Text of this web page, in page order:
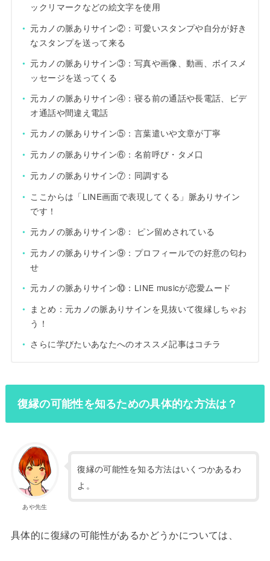
ックリマークなどの絵文字を使用
元カノの脈ありサイン②：可愛いスタンプや自分が好き
なスタンプを送って来る
元カノの脈ありサイン③：写真や画像、動画、ボイスメ
ッセージを送ってくる
元カノの脈ありサイン④：寝る前の通話や長電話、ビデ
オ通話や間違え電話
元カノの脈ありサイン⑤：言葉遣いや文章が丁寧
元カノの脈ありサイン⑥：名前呼び・タメ口
元カノの脈ありサイン⑦：同調する
ここからは「LINE画面で表現してくる」脈ありサイン
です！
元カノの脈ありサイン⑧： ピン留めされている
元カノの脈ありサイン⑨：プロフィールでの好意の匂わ
せ
元カノの脈ありサイン⑩：LINE musicが恋愛ムード
まとめ：元カノの脈ありサインを見抜いて復縁しちゃお
う！
さらに学びたいあなたへのオススメ記事はコチラ
復縁の可能性を知るための具体的な方法は？
あや先生
復縁の可能性を知る方法はいくつかあるわ
よ。
具体的に復縁の可能性があるかどうかについては、